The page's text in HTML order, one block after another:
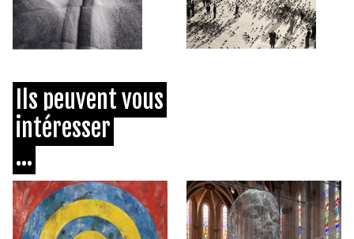
Ils peuvent vous
intéresser
...